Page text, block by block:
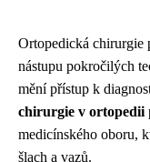
Ortopedická chirurgie
nástupu pokročilých
mění přístup k
chirurgie v ortopedii
medicínského oboru,
šlach a vazů.